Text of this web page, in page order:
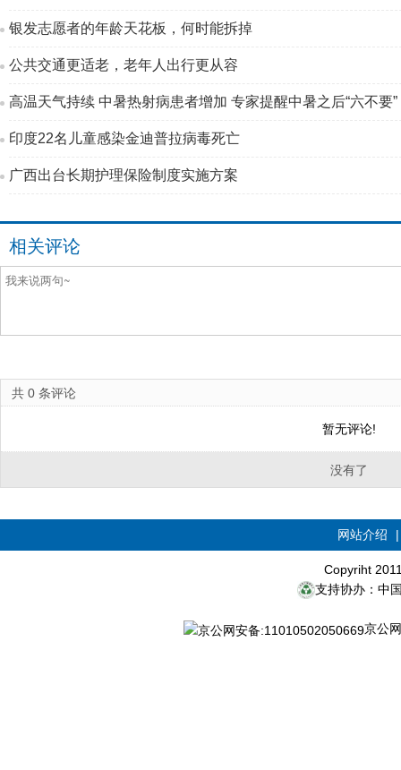
银发志愿者的年龄天花板，何时能拆掉
公共交通更适老，老年人出行更从容
高温天气持续 中暑热射病患者增加 专家提醒中暑之后“六不要”
印度22名儿童感染金迪普拉病毒死亡
广西出台长期护理保险制度实施方案
相关评论
共 0 条评论
暂无评论!
没有了
网站介绍
Copyriht
支持协办：中
京公